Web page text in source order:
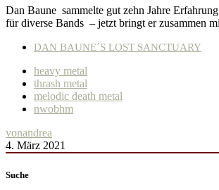
Dan Baune sammelte gut zehn Jahre
für diverse Bands – jetzt bringt er zusammen
DAN BAUNE´S LOST SANCTUARY
heavy metal
thrash metal
melodic death metal
nwobhm
vonandrea
4. März 2021
Suche